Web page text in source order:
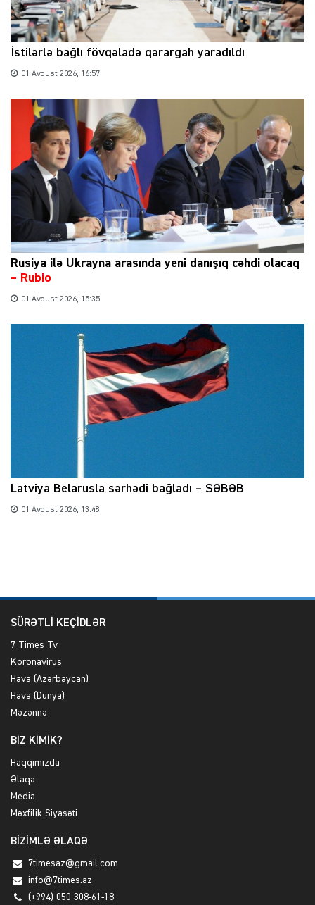
İstilərlə bağlı fövqəladə qərargah yaradıldı
01 Avqust 2026, 16:57
Rusiya ilə Ukrayna arasında yeni danışıq cəhdi olacaq
– Rubio
01 Avqust 2026, 15:35
Latviya Belarusla sərhədi bağladı – SƏBƏB
01 Avqust 2026, 13:48
SÜRƏTLİ KEÇİDLƏR
7 Times Tv
Koronavirus
Hava (Azərbaycan)
Hava (Dünya)
Məzənnə
BİZ KİMİK?
Haqqımızda
Əlaqə
Media
Məxfilik Siyasəti
BİZİMLƏ ƏLAQƏ
7timesaz@gmail.com
info@7times.az
(+994) 050 308-61-18